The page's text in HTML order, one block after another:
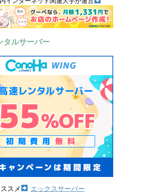
タルサーバー
スメ
エックスサーバー